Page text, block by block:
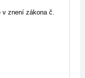
v znení zákona č.